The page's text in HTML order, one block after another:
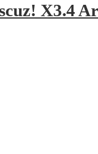
X3.4